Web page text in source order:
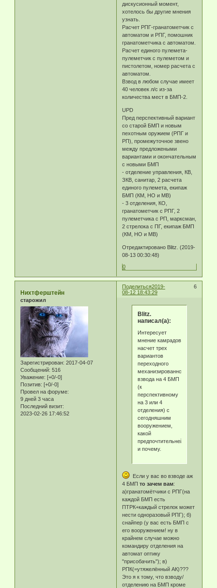
дискусионный момент,
хотелось бы другие мнения
узнать.
Расчет РПГ-гранатометчик с
автоматом и РПГ, помошник
гранатометчика с автоматом.
Расчет единого пулемета-
пулеметчик с пулеметом и
пистолетом, номер расчета с
автоматом.
Взвод в любом случае имеет
40 человек л/с из-за
количества мест в БМП-2.
UPD
Пред перспективный вариант
со старой БМП и новым
пехотным оружием (РПГ и
РП), промежуточное звено
между предложеными
вариантами и окончательным
с новыми БМП
- отделение управления, КВ,
ЗКВ, санитар, 2 расчета
единого пулемета, екипаж
БМП (КМ, НО и МВ)
- 3 отделения, КО,
гранатометчик с РПГ, 2
пулеметчика с РП, марксман,
2 стрелока с ПГ, екипаж БМП
(КМ, НО и МВ)
Отредактировано Blitz. (2019-
08-13 00:30:48)
0
Поделиться 6
2019-
08-12 18:43:29
Нихтферштейн
старожил
Зарегистрирован: 2017-04-07
Сообщений: 516
Уважение: [+0/-0]
Позитив: [+0/-0]
Провел на форуме:
9 дней 3 часа
Последний визит:
2023-02-26 17:46:52
Blitz.
написал(а):
Интересует
мнение камрадов
насчет трех
вариантов
переходного
механизированного
взвода на 4 БМП
(к
перспективному
на 3 или 4
отделения) с
сегодняшним
вооружением,
какой
предпочтительней
и почему.
Если у вас во взводе аж
4 БМПто зачем вам:
а)гранатомётчики с РПГ(на
каждой БМП есть
ПТРК+каждый стрелок может
нести одноразовый РПГ); б)
снайпер (у вас есть БМП с
его вооружением! ну в
крайнем случае можно
командиру отделения на
автомат оптику
"присобачить"); в)
РПК(=утяжелённый АК)???
Это я к тому, что взводу/
отделению на БМП кроме